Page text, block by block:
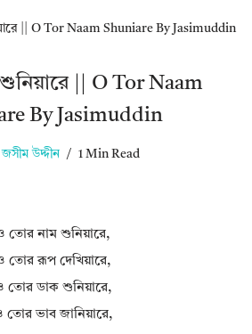
|| O Tor Naam Shuniare By Jasimuddin
|| O Tor Naam
By Jasimuddin
জসীম উদ্দীন 1 Min Read
তোর নাম শুনিয়ারে,
তোর রূপ দেখিয়ারে,
তোর ডাক শুনিয়ারে,
তোর ভাব জানিয়ারে,